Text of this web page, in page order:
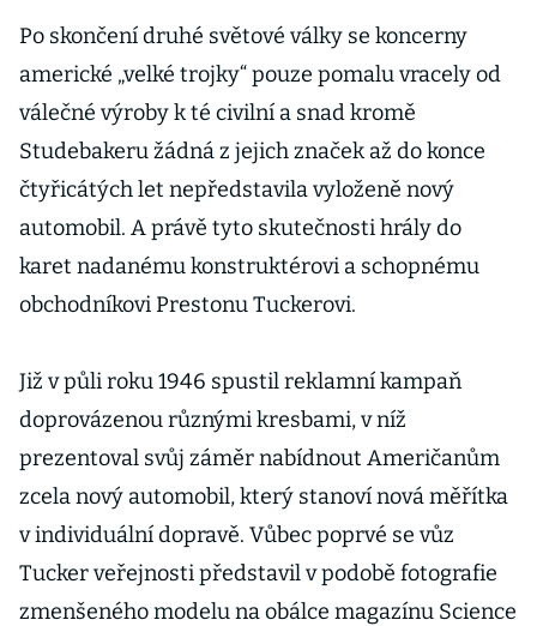
Po skončení druhé světové války se koncerny
americké „velké trojky“ pouze pomalu vracely od
válečné výroby k té civilní a snad kromě
Studebakeru žádná z jejich značek až do konce
čtyřicátých let nepředstavila vyloženě nový
automobil. A právě tyto skutečnosti hrály do
karet nadanému konstruktérovi a schopnému
obchodníkovi Prestonu Tuckerovi.
Již v půli roku 1946 spustil reklamní kampaň
doprovázenou různými kresbami, v níž
prezentoval svůj záměr nabídnout Američanům
zcela nový automobil, který stanoví nová měřítka
v individuální dopravě. Vůbec poprvé se vůz
Tucker veřejnosti představil v podobě fotografie
zmenšeného modelu na obálce magazínu Science